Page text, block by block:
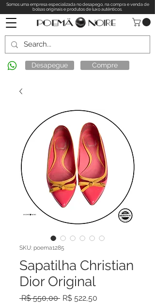
Somos uma empresa especializada no desapego, na compra e venda de
bolsas originais e produtos de luxo autênticos.
Desapegue Compre
SKU: poema1285
Sapatilha Christian
Dior Original
R$ 550,00 Preço
R$ 522,50